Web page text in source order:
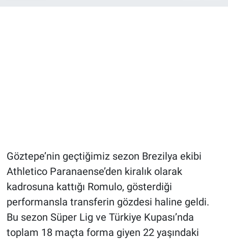
Göztepe’nin geçtiğimiz sezon Brezilya ekibi
Athletico Paranaense’den kiralık olarak
kadrosuna kattığı Romulo, gösterdiği
performansla transferin gözdesi haline geldi.
Bu sezon Süper Lig ve Türkiye Kupası’nda
toplam 18 maçta forma giyen 22 yaşındaki